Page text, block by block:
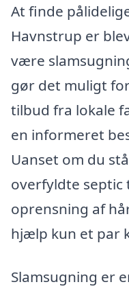
At finde
Havnstrup er
være
gør det muligt
tilbud fra lokale
en informeret
Uanset om du
overfyldte septic
oprensning af
hjælp kun et par
Slamsugning er